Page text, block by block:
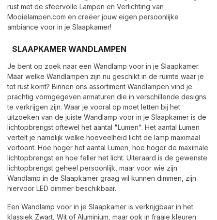
rust met de sfeervolle Lampen en Verlichting van
Mooielampen.com en creëer jouw eigen persoonlijke
ambiance voor in je Slaapkamer!
SLAAPKAMER WANDLAMPEN
Je bent op zoek naar een Wandlamp voor in je Slaapkamer.
Maar welke Wandlampen zijn nu geschikt in de ruimte waar je
tot rust komt? Binnen ons assortiment Wandlampen vind je
prachtig vormgegeven armaturen die in verschillende designs
te verkrijgen zijn. Waar je vooral op moet letten bij het
uitzoeken van de juiste Wandlamp voor in je Slaapkamer is de
lichtopbrengst oftewel het aantal "Lumen". Het aantal Lumen
vertelt je namelijk welke hoeveelheid licht de lamp maximaal
vertoont. Hoe hoger het aantal Lumen, hoe hoger de maximale
lichtopbrengst en hoe feller het licht. Uiteraard is de gewenste
lichtopbrengst geheel persoonlijk, maar voor wie zijn
Wandlamp in de Slaapkamer graag wil kunnen dimmen, zijn
hiervoor LED dimmer beschikbaar.
Een Wandlamp voor in je Slaapkamer is verkrijgbaar in het
klassiek Zwart, Wit of Aluminium, maar ook in fraaie kleuren